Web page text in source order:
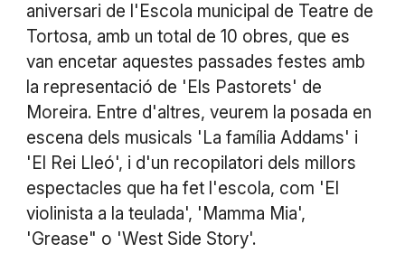
aniversari de l'Escola municipal de Teatre de
Tortosa, amb un total de 10 obres, que es
van encetar aquestes passades festes amb
la representació de 'Els Pastorets' de
Moreira. Entre d'altres, veurem la posada en
escena dels musicals 'La família Addams' i
'El Rei Lleó', i d'un recopilatori dels millors
espectacles que ha fet l'escola, com 'El
violinista a la teulada', 'Mamma Mia',
'Grease" o 'West Side Story'.